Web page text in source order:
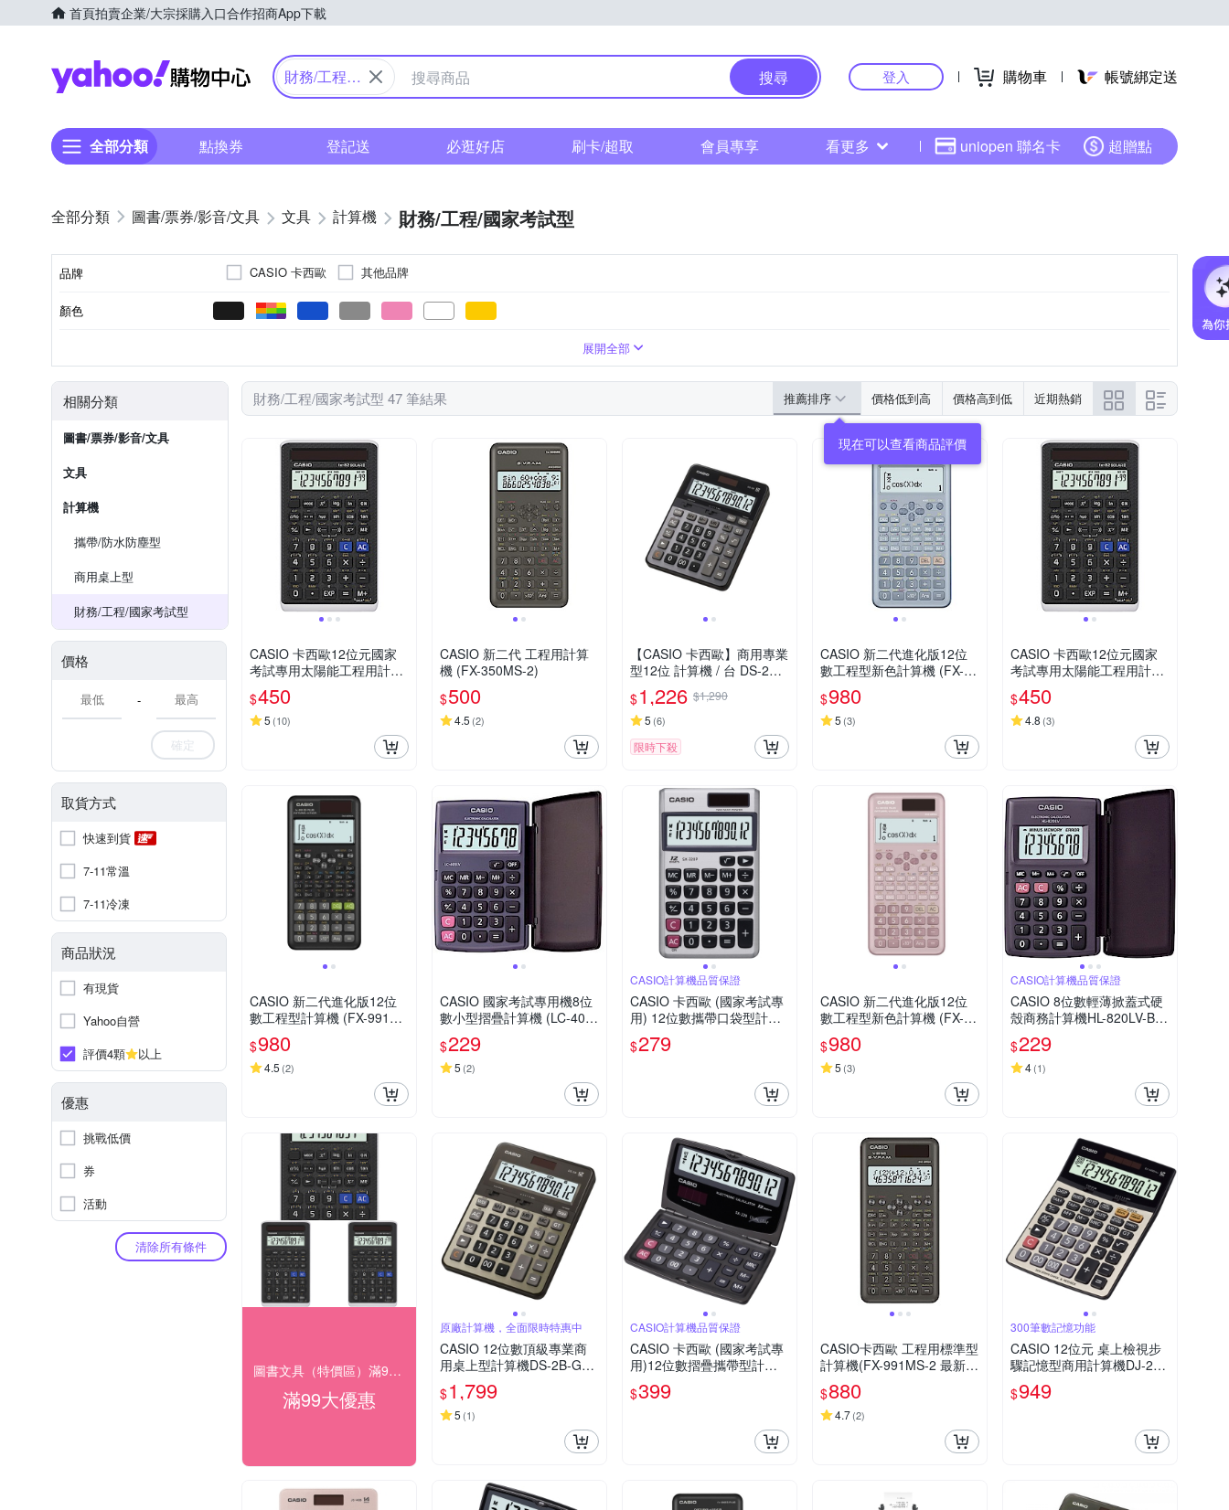
首頁拍賣企業/大宗採購入口合作招商App下載
Yahoo購物中心
財務/工程/
搜尋 登入 購物車 帳號綁定送
全部分類 點換券 登記送 必逛好店 刷卡/超取 會員專享 看更多 uniopen 聯名卡 超贈點
圖書/票券/影音/文具 文具 計算機 財務/工程/國家考試型
品牌 CASIO 卡西歐 其他品牌
顏色
展開全部
相關分類
圖書/票券/影音/文具
文具
計算機
攜帶/防水防塵型
商用桌上型
財務/工程/國家考試型
價格
-
確定
取貨方式
快速到貨
7-11常溫
7-11冷凍
商品狀況
有現貨
Yahoo自營
評價4顆
以上
優惠
挑戰低價
券
活動
清除所有條件
財務/工程/國家考試型 47 筆結果 推薦排序 價格低到高 價格高到低 近期熱銷
CASIO 卡西歐12位元國家
考試專用太陽能工程用計算
機(FX-82SOLARII)
$450
5 (10)
CASIO 新二代 工程用計算
機 (FX-350MS-2)
$500
4.5 (2)
【CASIO 卡西歐】商用專業
型12位 計算機 / 台 DS-2B
(原型號 DS-2TS)
$1,226 $1,290
5 (6)
限時下殺
CASIO 新二代進化版12位
數工程型新色計算機 (FX-99
1ES PLUS-2-BU)藍色
$980
5 (3)
CASIO 卡西歐12位元國家
考試專用太陽能工程用計算
機(FX-82SOLARII)
$450
4.8 (3)
CASIO 新二代進化版12位
數工程型計算機 (FX-991ES
PLUS-2)
$980
4.5 (2)
CASIO 國家考試專用機8位
數小型摺疊計算機 (LC-401L
V-BK)
$229
5 (2)
CASIO計算機品質保證
CASIO 卡西歐 (國家考試專
用) 12位數攜帶口袋型計算
機SX-320P
$279
CASIO 新二代進化版12位
數工程型新色計算機 (FX-99
1ES PLUS-2-PK)莫蘭迪藕
粉紅色
$980
5 (3)
CASIO計算機品質保證
CASIO 8位數輕薄掀蓋式硬
殼商務計算機HL-820LV-BK
(國家考試專用機種)
$229
4(1)
圖書文具（特價區）滿99出貨
滿99大優惠
原廠計算機，全面限時特惠中
CASIO 12位數頂級專業商
用桌上型計算機DS-2B-GD-
黑/古銅金色
$1,799
5 (1)
CASIO計算機品質保證
CASIO 卡西歐 (國家考試專
用)12位數摺疊攜帶型計算
機SX-220
$399
CASIO卡西歐 工程用標準型
計算機(FX-991MS-2 最新第
二代 保固24個月)
$880
4.7(2)
300筆數記憶功能
CASIO 12位元 桌上檢視步
驟記憶型商用計算機DJ-220
DPLUS
$949